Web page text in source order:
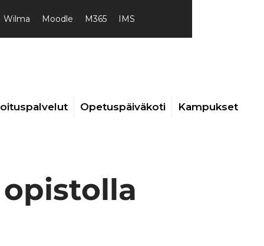
Wilma Moodle M365 IMS
Opetuspäiväkoti
Kampukset